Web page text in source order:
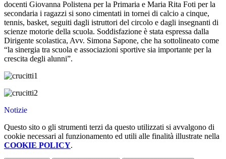
docenti Giovanna Polistena per la Primaria e Maria Rita Foti per la
secondaria i ragazzi si sono cimentati in tornei di calcio a cinque,
tennis, basket, seguiti dagli istruttori del circolo e dagli insegnanti di
scienze motorie della scuola. Soddisfazione è stata espressa dalla
Dirigente scolastica, Avv. Simona Sapone, che ha sottolineato come
“la sinergia tra scuola e associazioni sportive sia importante per la
crescita degli alunni”.
Notizie
Questo sito o gli strumenti terzi da questo utilizzati si avvalgono di
cookie necessari al funzionamento ed utili alle finalità illustrate nella
COOKIE POLICY.